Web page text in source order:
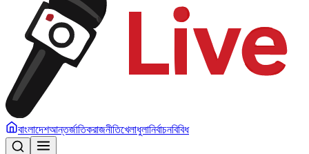
বাংলাদেশআন্তর্জাতিকরাজনীতিখেলাধুলানির্বাচনবিবিধ